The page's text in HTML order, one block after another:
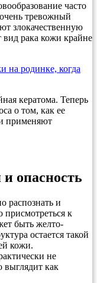
часто
тревожный
злокачественную
вид рака кожи крайне
на родинке, когда
кератома. Теперь
о том, как ее
применяют
опасность
распознать и
присмотреться к
быть желто-
остается такой
кожи.
не
как